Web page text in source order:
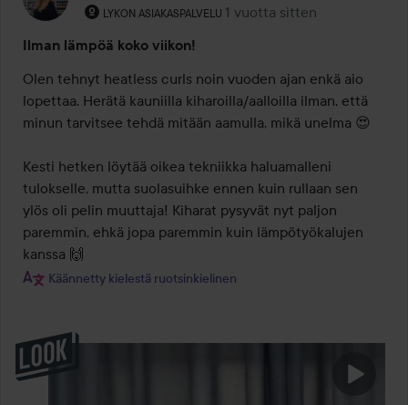
LYKON ASIAKASPALVELU
Käyttäjän rooli: Lykon asiakaspalvelu .
1 vuotta sitten
Viesti luotiin 1 vuotta sitten
Ilman lämpöä koko viikon!
Olen tehnyt heatless curls noin vuoden ajan enkä aio
lopettaa. Herätä kauniilla kiharoilla/aalloilla ilman, että
minun tarvitsee tehdä mitään aamulla, mikä unelma 😍
Kesti hetken löytää oikea tekniikka haluamalleni
tulokselle, mutta suolasuihke ennen kuin rullaan sen
ylös oli pelin muuttaja! Kiharat pysyvät nyt paljon
paremmin, ehkä jopa paremmin kuin lämpötyökalujen
kanssa 🙌
Käännetty kielestä ruotsinkielinen